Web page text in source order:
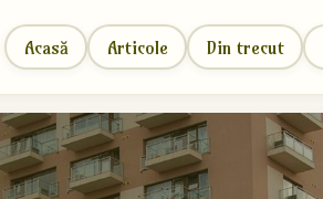
Acasă Articole Din trecut